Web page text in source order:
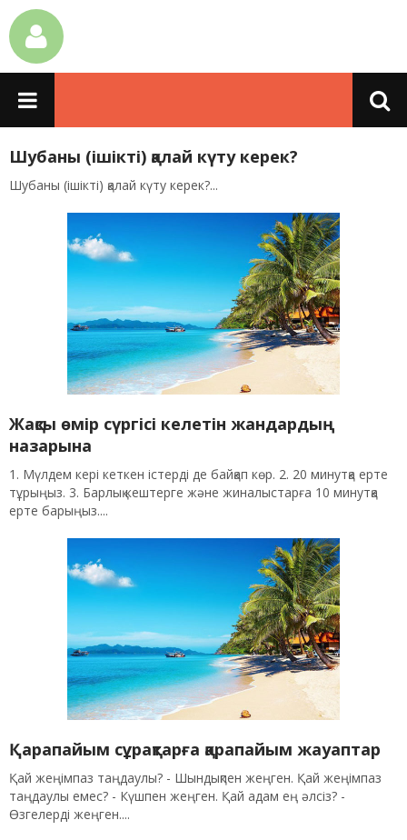
Шубаны (ішікті) қалай күту керек?
Шубаны (ішікті) қалай күту керек?...
Жақсы өмір сүргісі келетін жандардың
назарына
1. Мүлдем кері кеткен істерді де байқап көр. 2. 20 минутқа ерте
тұрыңыз. 3. Барлық кештерге және жиналыстарға 10 минутқа
ерте барыңыз....
Қарапайым сұрақтарға қарапайым жауаптар
Қай жеңімпаз таңдаулы? - Шындықпен жеңген. Қай жеңімпаз
таңдаулы емес? - Күшпен жеңген. Қай адам ең әлсіз? -
Өзгелерді жеңген....